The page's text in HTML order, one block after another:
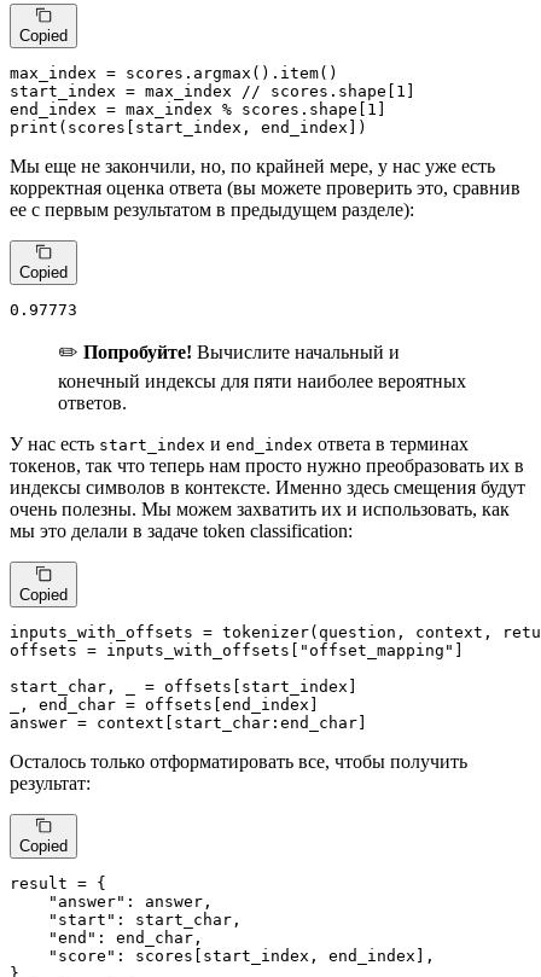
Copied
max_index = scores.argmax().item()
start_index = max_index // scores.shape[ 1
end_index = max_index % scores.shape[ 1
print (scores[start_index, end_index])
Мы еще не закончили, но, по крайней мере, у нас уже есть
корректная оценка ответа (вы можете проверить это, сравнив
ее с первым результатом в предыдущем разделе):
Copied
0.97773
✏️ Попробуйте! Вычислите начальный и
конечный индексы для пяти наиболее вероятных
ответов.
У нас есть start_index и end_index ответа в терминах
токенов, так что теперь нам просто нужно преобразовать их в
индексы символов в контексте. Именно здесь смещения будут
очень полезны. Мы можем захватить их и использовать, как
мы это делали в задаче token classification:
Copied
inputs_with_offsets = tokenizer(question, context,
offsets = inputs_with_offsets[ "offset_mapping" ]
start_char, _ = offsets[start_index]
_, end_char = offsets[end_index]
answer = context[start_char:end_char]
Осталось только отформатировать все, чтобы получить
результат:
Copied
result = {
"answer" : answer,
"start" : start_char,
"end" : end_char,
"score" : scores[start_index, end_index],